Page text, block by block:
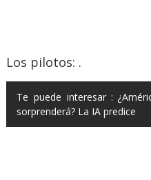
Los pilotos: .
Te puede interesar :
sorprenderá? La IA predice